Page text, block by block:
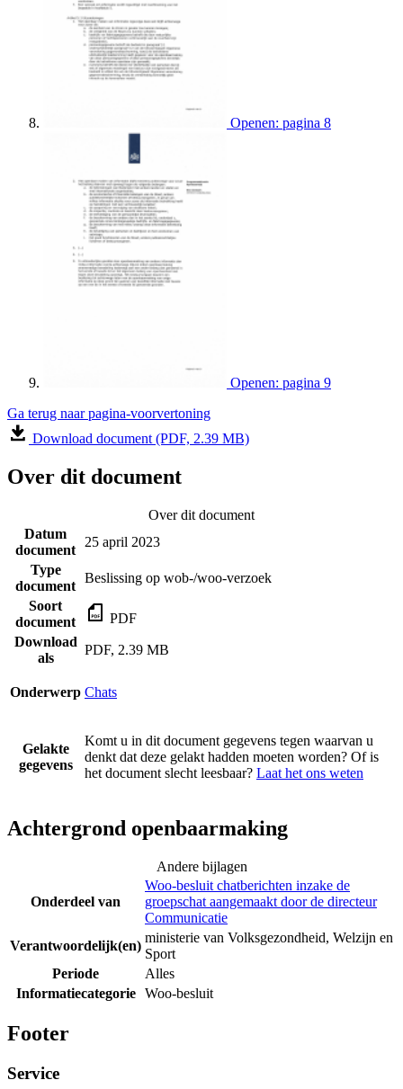
Openen: pagina 8
Openen: pagina 9
Ga terug naar pagina-voorvertoning
Download document (PDF, 2.39 MB)
Over dit document
Over dit document
Datum
document
25 april 2023
Type
document
Beslissing op wob-/woo-verzoek
Soort
document
PDF
Download
als
PDF, 2.39 MB
Onderwerp Chats
Gelakte
gegevens
Komt u in dit document gegevens tegen waarvan u
denkt dat deze gelakt hadden moeten worden? Of is
het document slecht leesbaar? Laat het ons weten
Achtergrond openbaarmaking
Andere bijlagen
Onderdeel van
Woo-besluit chatberichten inzake de
groepschat aangemaakt door de directeur
Communicatie
Verantwoordelijk(en)
ministerie van Volksgezondheid, Welzijn en
Sport
Periode
Alles
Informatiecategorie
Woo-besluit
Footer
Service